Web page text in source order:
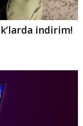
indirim!